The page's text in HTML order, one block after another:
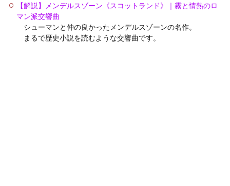
【解説】メンデルスゾーン《スコットランド》｜霧と情熱のロ
マン派交響曲
シューマンと仲の良かったメンデルスゾーンの名作。
まるで歴史小説を読むような交響曲です。